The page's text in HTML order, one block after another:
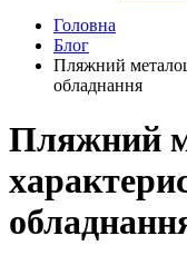
Головна
Блог
Пляжний
обладнання
Пляжний